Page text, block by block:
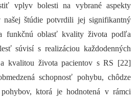
vplyv bolesti na vybrané aspekty
štúdie potvrdili jej signifikantný
funkčnú oblasť kvality života podľa
súvisí s realizáciou každodenných
a kvalitou života pacientov s RS [22]
schopnosť pohybu, chôdze
ktorá je hodnotená v rámci